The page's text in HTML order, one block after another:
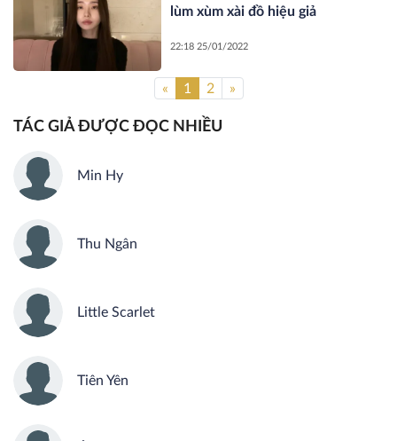
lùm xùm xài đồ hiệu giả
22:18 25/01/2022
« 1 2 »
TÁC GIẢ ĐƯỢC ĐỌC NHIỀU
Min Hy
Thu Ngân
Little Scarlet
Tiên Yên